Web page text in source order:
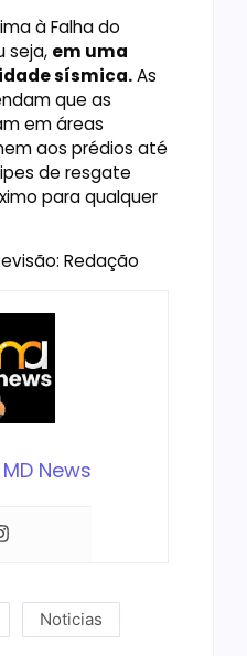
à Falha do
seja, em uma
sísmica.As
que as
em áreas
aos prédios até
de resgate
para qualquer
Redação
News
Noticias